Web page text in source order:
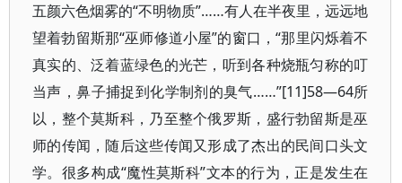
五颜六色烟雾的“不明物质”……有人在半夜里，远远地
望着勃留斯那“巫师修道小屋”的窗口，“那里闪烁着不
真实的、泛着蓝绿色的光芒，听到各种烧瓶匀称的叮
当声，鼻子捕捉到化学制剂的臭气……”[11]58—64所
以，整个莫斯科，乃至整个俄罗斯，盛行勃留斯是巫
师的传闻，随后这些传闻又形成了杰出的民间口头文
学。很多构成“魔性莫斯科”文本的行为，正是发生在